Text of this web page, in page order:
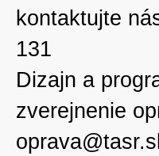
kontaktujte
131
Dizajn a
zverejnenie